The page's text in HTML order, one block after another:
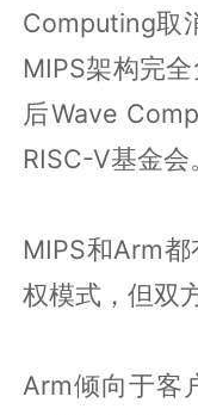
Computing取
MIPS架构完
后Wave
RISC-V基金会
MIPS和Arm
权模式，但双
Arm倾向于客